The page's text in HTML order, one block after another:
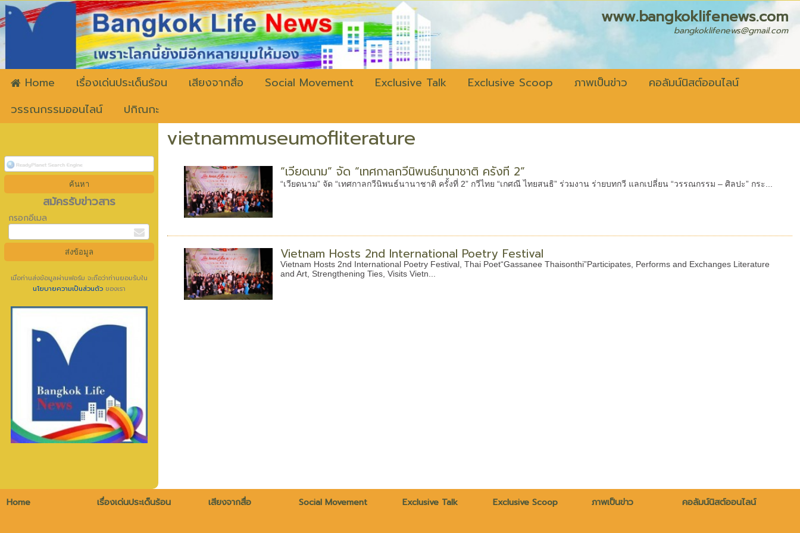
www.bangkoklifenews.com
bangkoklifenews@gmail.com
Home เรื่องเด่นประเด็นร้อน เสียงจากสื่อ Social Movement Exclusive Talk Exclusive Scoop ภาพเป็นข่าว
คอลัมน์นิสต์ออนไลน์
วรรณกรรมออนไลน์
ปกิณกะ
สมัครรับข่าวสาร
กรอกอีเมล
เมื่อท่านส่งข้อมูลผ่านฟอร์ม จะถือว่าท่านยอมรับใน
นโยบายความเป็นส่วนตัว ของเรา
vietnammuseumofliterature
“เวียดนาม” จัด “เทศกาลกวีนิพนธ์นานาชาติ ครั้งที่ 2”
“เวียดนาม” จัด “เทศกาลกวีนิพนธ์นานาชาติ ครั้งที่ 2” กวีไทย “เกศณี ไทยสนธิ” ร่วมงาน ร่ายบทกวี แลกเปลี่ยน “วรรณกรรม – ศิลปะ” กระ...
Vietnam Hosts 2nd International Poetry Festival
Vietnam Hosts 2nd International Poetry Festival, Thai Poet“Gassanee Thaisonthi”Participates, Performs and Exchanges Literature
and Art, Strengthening Ties, Visits Vietn...
Home เรื่องเด่นประเด็นร้อน เสียงจากสื่อ Social Movement Exclusive Talk Exclusive Scoop ภาพเป็นข่าว คอลัมน์นิสต์ออนไลน์